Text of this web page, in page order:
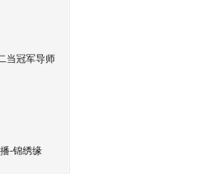
当冠军导师
-锦绣缘